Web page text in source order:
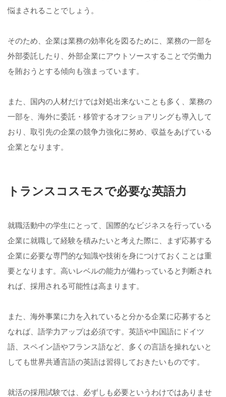
悩まされることでしょう。
そのため、企業は業務の効率化を図るために、業務の一部を
外部委託したり、外部企業にアウトソースすることで労働力
を賄おうとする傾向も強まっています。
また、国内の人材だけでは対処出来ないことも多く、業務の
一部を、海外に委託・移管するオフショアリングも導入して
おり、取引先の企業の競争力強化に努め、収益をあげている
企業となります。
トランスコスモスで必要な英語力
就職活動中の学生にとって、国際的なビジネスを行っている
企業に就職して経験を積みたいと考えた際に、まず応募する
企業に必要な専門的な知識や技術を身につけておくことは重
要となります。高いレベルの能力が備わっていると判断され
れば、採用される可能性は高まります。
また、海外事業に力を入れていると分かる企業に応募すると
なれば、語学力アップは必須です。英語や中国語にドイツ
語、スペイン語やフランス語など、多くの言語を操れないと
しても世界共通言語の英語は習得しておきたいものです。
就活の採用試験では、必ずしも必要というわけではありませ